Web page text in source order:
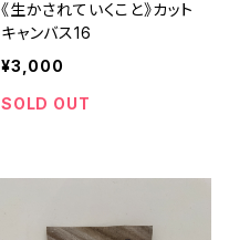
《生かされていくこと》カット
キャンバス16
¥3,000
SOLD OUT